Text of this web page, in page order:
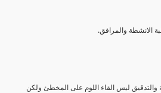
والتدقيق ليس القاء اللوم على المخطئ ولكن